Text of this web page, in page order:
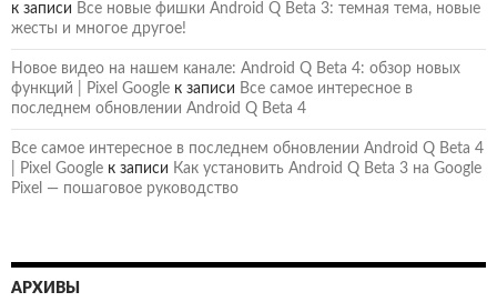
к записи Все новые фишки Android Q Beta 3: темная тема, новые
жесты и многое другое!
Новое видео на нашем канале: Android Q Beta 4: обзор новых
функций | Pixel Google к записи Все самое интересное в
последнем обновлении Android Q Beta 4
Все самое интересное в последнем обновлении Android Q Beta 4
| Pixel Google к записи Как установить Android Q Beta 3 на Google
Pixel — пошаговое руководство
АРХИВЫ